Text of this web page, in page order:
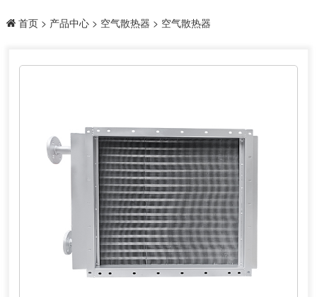
首页> 产品中心> 空气散热器 > 空气散热器